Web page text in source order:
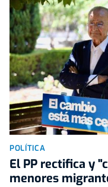
POLÍTICA
El PP rectifica y
menores